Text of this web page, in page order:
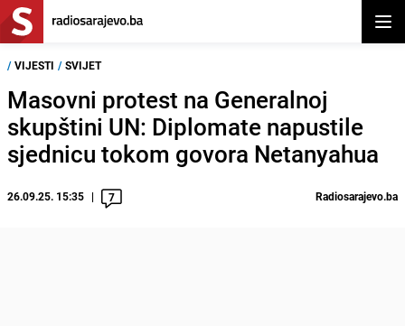
/ VIJESTI / SVIJET
Masovni protest na Generalnoj
skupštini UN: Diplomate napustile
sjednicu tokom govora Netanyahua
26.09.25. 15:35 7 Radiosarajevo.ba